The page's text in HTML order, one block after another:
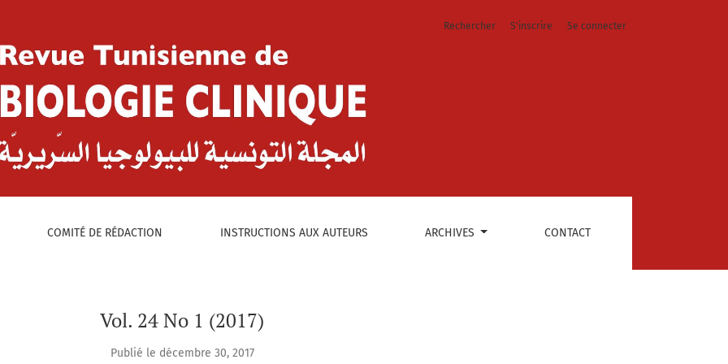
Clinique 24(1), 2017
COMITÉ DE RÉDACTION INSTRUCTIONS AUX AUTEURS ARCHIVES CONTACT
Rechercher S'inscrire Se connecter
Vol. 24 No 1 (2017)
Publié le décembre 30, 2017